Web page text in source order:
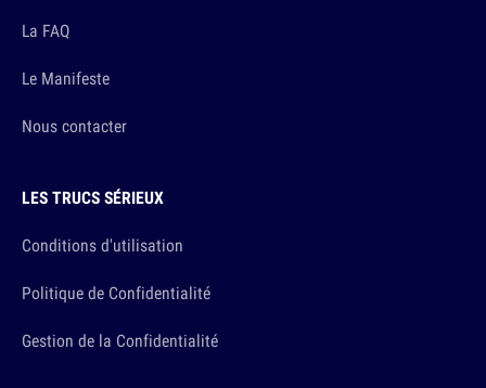
La FAQ
Le Manifeste
Nous contacter
LES TRUCS SÉRIEUX
Conditions d'utilisation
Politique de Confidentialité
Gestion de la Confidentialité